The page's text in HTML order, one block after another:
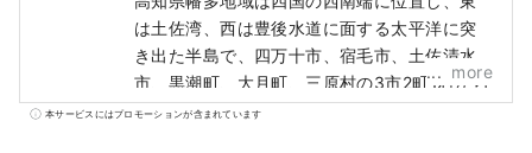
は土佐湾、西は豊後水道に面する太平洋に突
き出た半島で、四万十市、宿毛市、土佐清水
市、黒潮町、大月町、三原村の3市2町1村から
構成されています。 全国的に有名な四万十川
more
本サービスにはプロモーションが含まれています